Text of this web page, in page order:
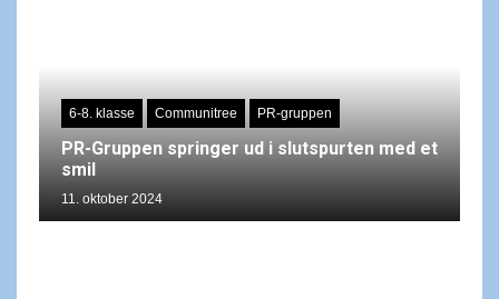
6-8. klasse Communitree PR-gruppen
PR-Gruppen springer ud i slutspurten med et
smil
11. oktober 2024